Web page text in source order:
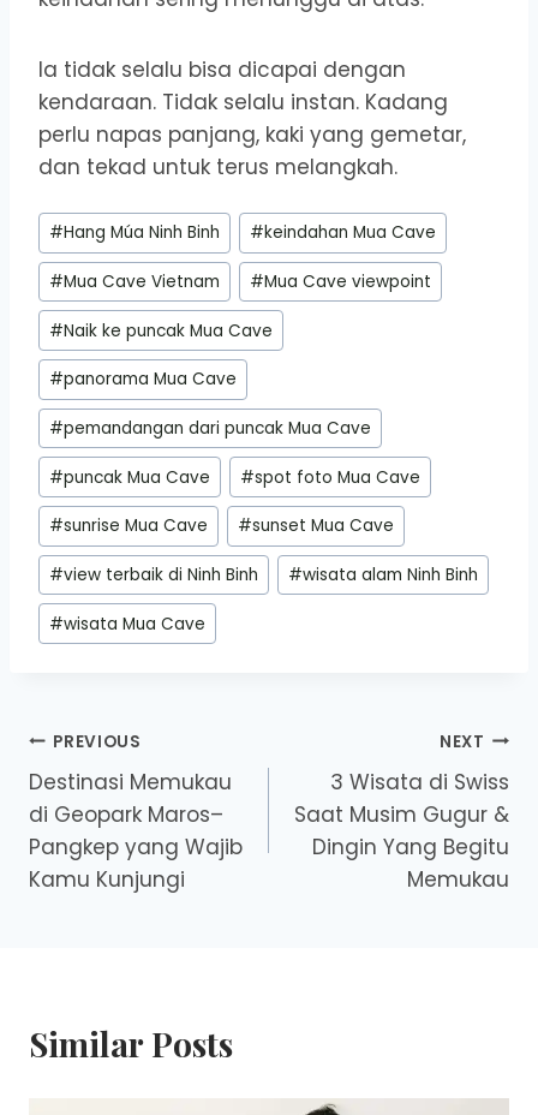
Ia tidak selalu bisa dicapai dengan
kendaraan. Tidak selalu instan. Kadang
perlu napas panjang, kaki yang gemetar,
dan tekad untuk terus melangkah.
Post
Tags:
#Hang Múa Ninh Binh #keindahan Mua Cave
#Mua Cave Vietnam #Mua Cave viewpoint
#Naik ke puncak Mua Cave
#panorama Mua Cave
#pemandangan dari puncak Mua Cave
#puncak Mua Cave #spot foto Mua Cave
#sunrise Mua Cave #sunset Mua Cave
#view terbaik di Ninh Binh #wisata alam Ninh Binh
#wisata Mua Cave
Post
navigation
PREVIOUS
Destinasi Memukau
di Geopark Maros–
Pangkep yang Wajib
Kamu Kunjungi
NEXT
3 Wisata di Swiss
Saat Musim Gugur &
Dingin Yang Begitu
Memukau
Similar Posts